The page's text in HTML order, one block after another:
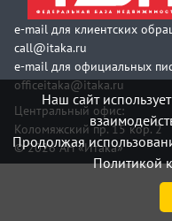
e-mail для клиентских
call@itaka.ru
e-mail для официальных
officeitaka@itaka.ru
Центральный офис:
Коломяжский пр. 15 кор. 2
© 2026 АН «Итака»
Наш сайт
Продолжая
Политикой